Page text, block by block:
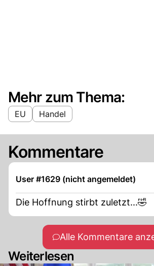
Mehr zum Thema:
EU Handel
Kommentare
User #1629 (nicht angemeldet)
Die Hoffnung stirbt zuletzt...🤣
Alle Kommentare
Weiterlesen